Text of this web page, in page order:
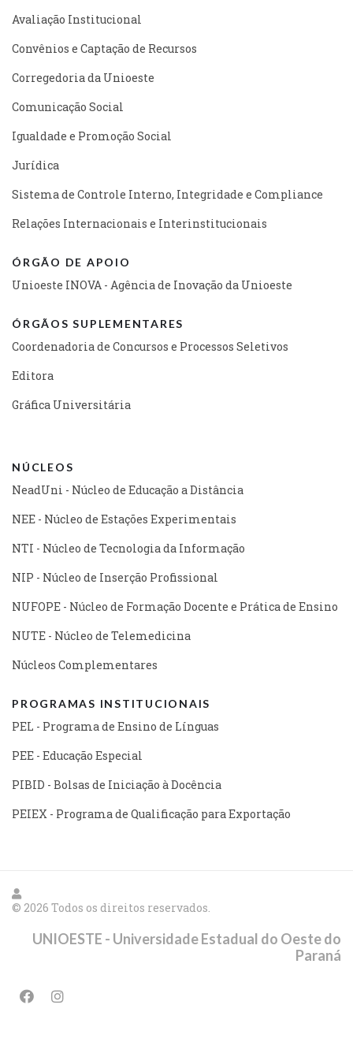
Avaliação Institucional
Convênios e Captação de Recursos
Corregedoria da Unioeste
Comunicação Social
Igualdade e Promoção Social
Jurídica
Sistema de Controle Interno, Integridade e Compliance
Relações Internacionais e Interinstitucionais
ÓRGÃO DE APOIO
Unioeste INOVA - Agência de Inovação da Unioeste
ÓRGÃOS SUPLEMENTARES
Coordenadoria de Concursos e Processos Seletivos
Editora
Gráfica Universitária
NÚCLEOS
NeadUni - Núcleo de Educação a Distância
NEE - Núcleo de Estações Experimentais
NTI - Núcleo de Tecnologia da Informação
NIP - Núcleo de Inserção Profissional
NUFOPE - Núcleo de Formação Docente e Prática de Ensino
NUTE - Núcleo de Telemedicina
Núcleos Complementares
PROGRAMAS INSTITUCIONAIS
PEL - Programa de Ensino de Línguas
PEE - Educação Especial
PIBID - Bolsas de Iniciação à Docência
PEIEX - Programa de Qualificação para Exportação
© 2026 Todos os direitos reservados.
UNIOESTE - Universidade Estadual do Oeste do
Paraná